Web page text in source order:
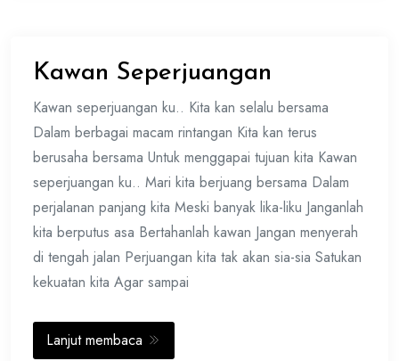
Kawan Seperjuangan
Kawan seperjuangan ku.. Kita kan selalu bersama
Dalam berbagai macam rintangan Kita kan terus
berusaha bersama Untuk menggapai tujuan kita Kawan
seperjuangan ku.. Mari kita berjuang bersama Dalam
perjalanan panjang kita Meski banyak lika-liku Janganlah
kita berputus asa Bertahanlah kawan Jangan menyerah
di tengah jalan Perjuangan kita tak akan sia-sia Satukan
kekuatan kita Agar sampai
Lanjut membaca